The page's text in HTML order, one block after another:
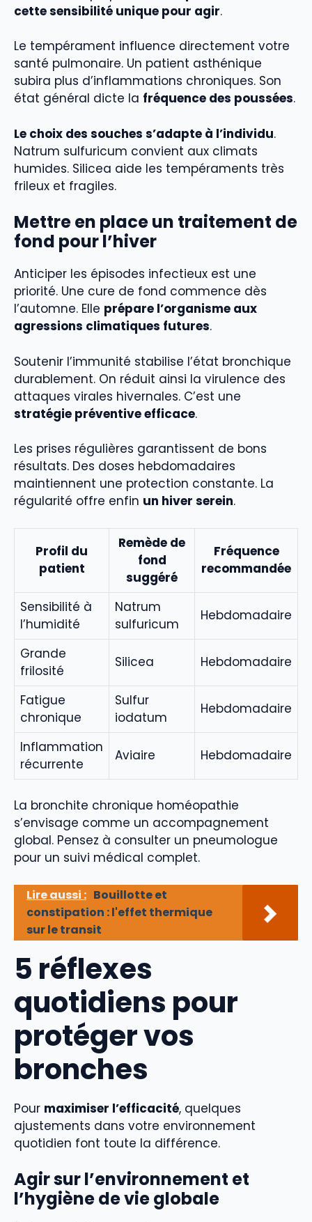
cette sensibilité unique pour agir.
Le tempérament influence directement votre
santé pulmonaire. Un patient asthénique
subira plus d’inflammations chroniques. Son
état général dicte la fréquence des poussées.
Le choix des souches s’adapte à l’individu.
Natrum sulfuricum convient aux climats
humides. Silicea aide les tempéraments très
frileux et fragiles.
Mettre en place un traitement de
fond pour l’hiver
Anticiper les épisodes infectieux est une
priorité. Une cure de fond commence dès
l’automne. Elle prépare l’organisme aux
agressions climatiques futures.
Soutenir l’immunité stabilise l’état bronchique
durablement. On réduit ainsi la virulence des
attaques virales hivernales. C’est une
stratégie préventive efficace.
Les prises régulières garantissent de bons
résultats. Des doses hebdomadaires
maintiennent une protection constante. La
régularité offre enfin un hiver serein.
Profil du
patient
Remède de
fond
suggéré
Fréquence
recommandée
Sensibilité à
l’humidité
Natrum
sulfuricum
Hebdomadaire
Grande
frilosité
Silicea Hebdomadaire
Fatigue
chronique
Sulfur
iodatum
Hebdomadaire
Inflammation
récurrente
Aviaire Hebdomadaire
La bronchite chronique homéopathie
s’envisage comme un accompagnement
global. Pensez à consulter un pneumologue
pour un suivi médical complet.
Lire aussi : Bouillotte et
constipation : l'effet thermique
sur le transit
5 réflexes
quotidiens pour
protéger vos
bronches
Pour maximiser l’efficacité, quelques
ajustements dans votre environnement
quotidien font toute la différence.
Agir sur l’environnement et
l’hygiène de vie globale